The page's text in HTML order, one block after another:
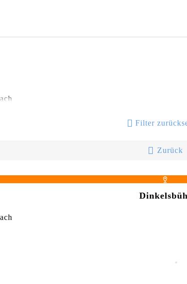
Filter
Zurück